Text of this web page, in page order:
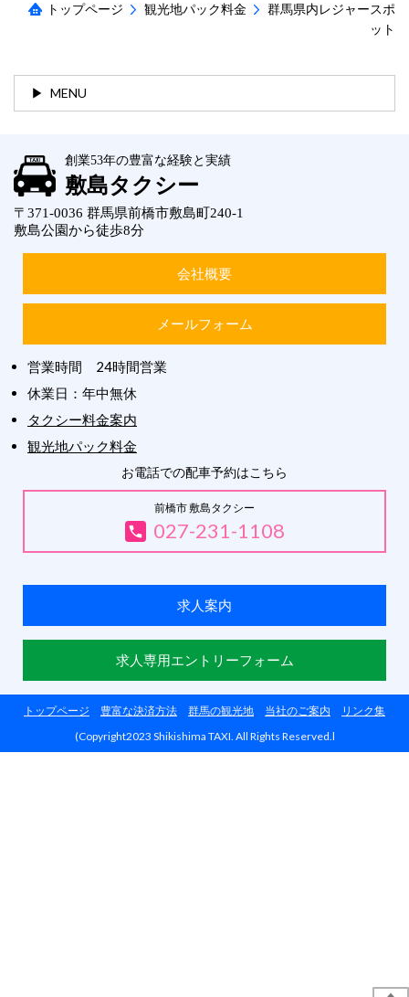
トップページ 観光地パック料金
群馬県内レジャースポ
ット
MENU
創業53年の豊富な経験と実績
敷島タクシー
〒371-0036 群馬県前橋市敷島町240-1
敷島公園から徒歩8分
会社概要
メールフォーム
営業時間 24時間営業
休業日：年中無休
タクシー料金案内
観光地パック料金
お電話での配車予約はこちら
前橋市 敷島タクシー
027-231-1108
求人案内
求人専用エントリーフォーム
(Copyright2023 Shikishima TAXI. All Rights Reserved.l
トップページ 豊富な決済方法 群馬の観光地 当社のご案内 リンク集